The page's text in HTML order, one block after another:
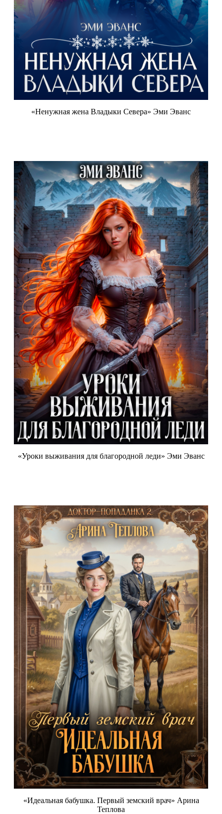
«Ненужная жена Владыки Севера» Эми Эванс
«Уроки выживания для благородной леди» Эми Эванс
«Идеальная бабушка. Первый земский врач» Арина
Теплова